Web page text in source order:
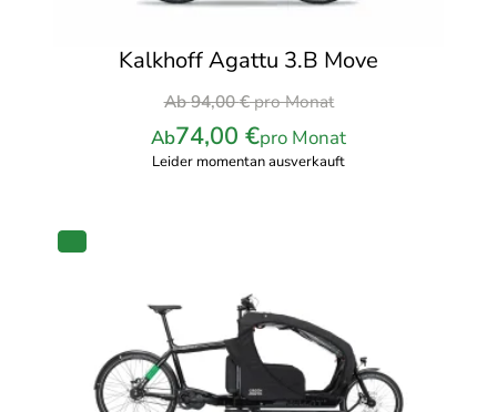
Kalkhoff Agattu 3.B Move
Ab94,00€pro Monat
Ursprünglicher
Preis
war:
Ab74,00 €pro Monat
Leider momentan ausverkauft
PRODUKT